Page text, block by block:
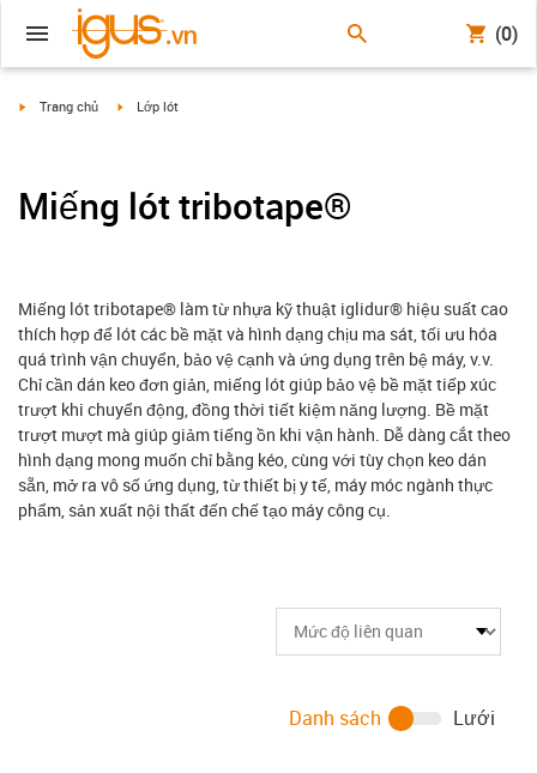
(0)
igus-icon-arrow-right
Trang chủ igus-icon-arrow-right
Lớp lót
Miếng lót tribotape®
Miếng lót tribotape® làm từ nhựa kỹ thuật iglidur® hiệu suất cao
thích hợp để lót các bề mặt và hình dạng chịu ma sát, tối ưu hóa
quá trình vận chuyển, bảo vệ cạnh và ứng dụng trên bệ máy, v.v.
Chỉ cần dán keo đơn giản, miếng lót giúp bảo vệ bề mặt tiếp xúc
trượt khi chuyển động, đồng thời tiết kiệm năng lượng. Bề mặt
trượt mượt mà giúp giảm tiếng ồn khi vận hành. Dễ dàng cắt theo
hình dạng mong muốn chỉ bằng kéo, cùng với tùy chọn keo dán
sẵn, mở ra vô số ứng dụng, từ thiết bị y tế, máy móc ngành thực
phẩm, sản xuất nội thất đến chế tạo máy công cụ.
Danh sách Lưới